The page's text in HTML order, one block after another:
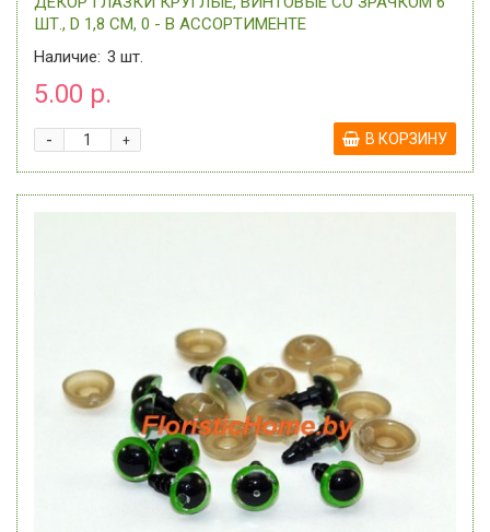
ШТ., D 1,8 СМ, 0 - В АССОРТИМЕНТЕ
Наличие: 3 шт.
5.00 р.
+
- В КОРЗИНУ